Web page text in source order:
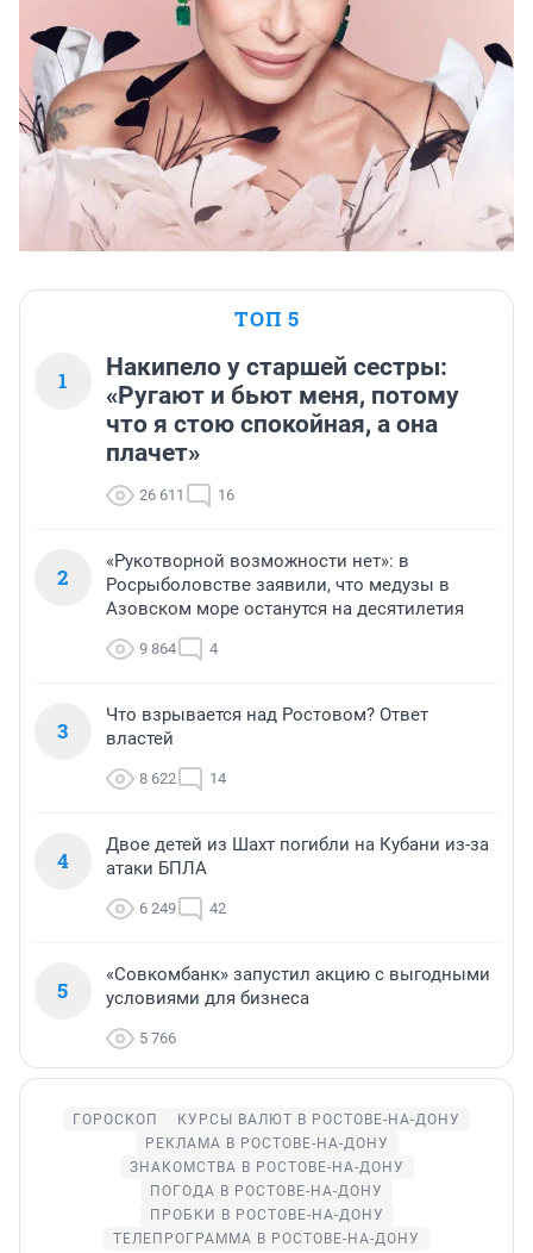
ТОП 5
1
Накипело у старшей сестры:
«Ругают и бьют меня, потому
что я стою спокойная, а она
плачет»
26 611 16
2
«Рукотворной возможности нет»: в
Росрыболовстве заявили, что медузы в
Азовском море останутся на десятилетия
9 864 4
3
Что взрывается над Ростовом? Ответ
властей
8 622 14
4
Двое детей из Шахт погибли на Кубани из-за
атаки БПЛА
6 249 42
5
«Совкомбанк» запустил акцию с выгодными
условиями для бизнеса
5 766
ГОРОСКОП
КУРСЫ ВАЛЮТ В РОСТОВЕ-НА-ДОНУ
РЕКЛАМА В РОСТОВЕ-НА-ДОНУ
ЗНАКОМСТВА В РОСТОВЕ-НА-ДОНУ
ПОГОДА В РОСТОВЕ-НА-ДОНУ
ПРОБКИ В РОСТОВЕ-НА-ДОНУ
ТЕЛЕПРОГРАММА В РОСТОВЕ-НА-ДОНУ